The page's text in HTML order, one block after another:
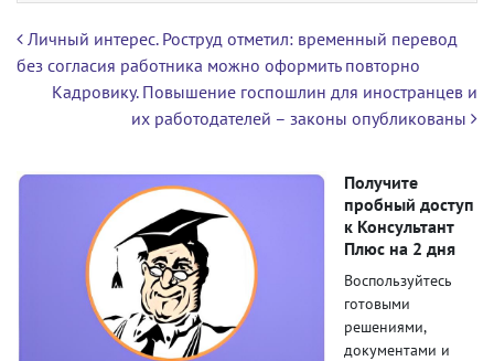
Навигация по записям
Личный интерес. Роструд отметил: временный перевод
без согласия работника можно оформить повторно
Кадровику. Повышение госпошлин для иностранцев и
их работодателей – законы опубликованы
Получите
пробный доступ
к Консультант
Плюс на 2 дня
Воспользуйтесь
готовыми
решениями,
документами и